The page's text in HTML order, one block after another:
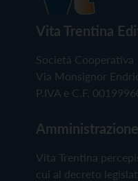
Vita Trentina
Società Cooperativa
Via Monsignor
P.IVA e C.F.
Vita Trentina
cui al decreto